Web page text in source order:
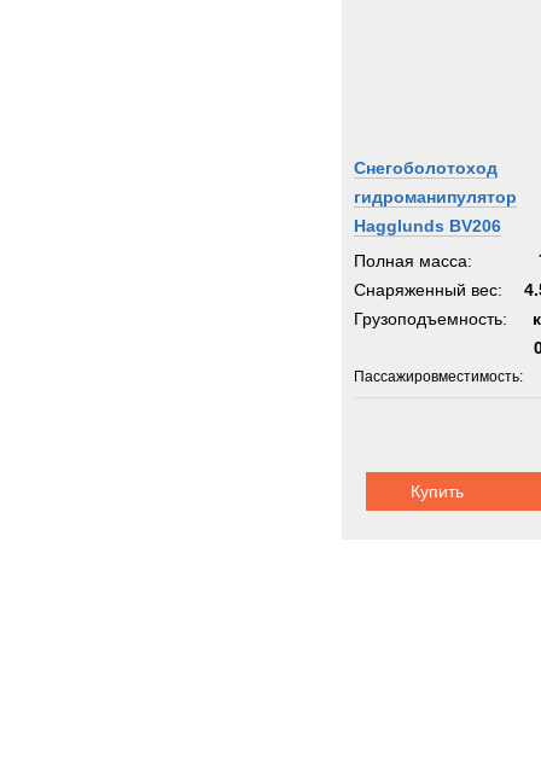
Снегоболотоход
гидроманипулятор
Hagglunds BV206
Полная масса:
Снаряженный вес:
Грузоподъемность:
Пассажировместимость:
Купить